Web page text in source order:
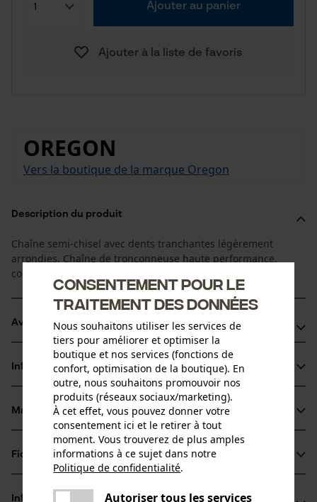
Ajouter au panier
Ajouter à la liste de favoris
OREGON
Vers la boutique de la marque Oregon
Description du produit
Chaîne semi-chisel avec dents tranchantes légèrement
arrondies. Chaîne de tronçonneuse haute performance,
coupe en souplesse, pour une utilisation professionnelle.
Avantages du produit
Arêtes de coupe de petit diamètre pour des coupes
rapides et un affûtage aisé
Les maillons entraîneurs de sécurité réduisent le choc
retour
Plus résistantes à la salissure que les chaînes chisel, mais
un peu moins de puissance de coupe
Informations sur le produit
Détails du produit
Type dactivité
Matériau & entretien
Matériau
Matériau principal
Fiches techniques
Informations fabricant
Consentement pour le
traitement des données
Nous souhaitons utiliser les services de
tiers pour améliorer et optimiser la
boutique et nos services (fonctions de
confort, optimisation de la boutique). En
outre, nous souhaitons promouvoir nos
produits (réseaux sociaux/marketing).
À cet effet, vous pouvez donner votre
consentement ici et le retirer à tout
moment. Vous trouverez de plus amples
informations à ce sujet dans notre
Politique de confidentialité.
Autoriser tous les services
Une erreur s'est produite. Veuillez
partager